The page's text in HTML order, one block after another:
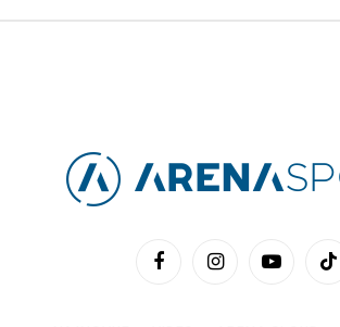
FacebookInstagramYouTube